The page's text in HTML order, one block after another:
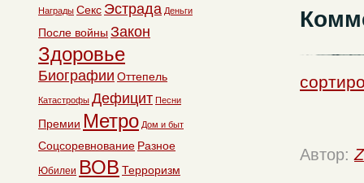
Автор:
Награды Секс Эстрада Деньги
После войны Закон
Здоровье
Биографии Оттепель
Катастрофы Дефицит Песни
Премии Метро Дом и быт
Соцсоревнование Разное
Юбилеи ВОВ Терроризм